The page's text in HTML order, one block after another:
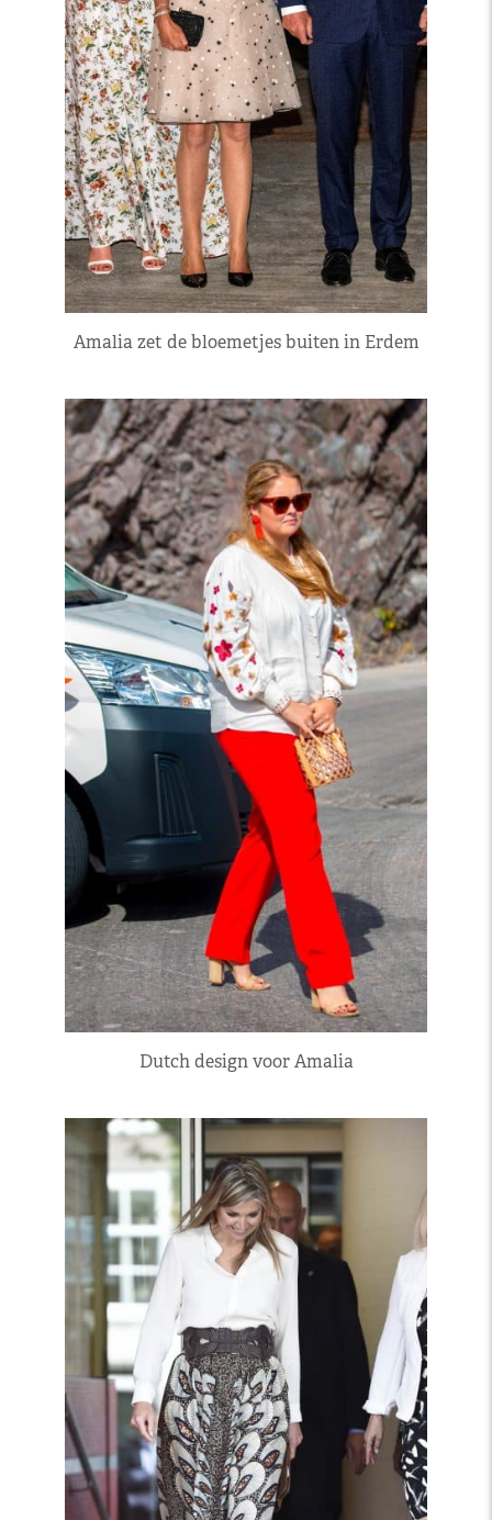
Amalia zet de bloemetjes buiten in Erdem
Dutch design voor Amalia